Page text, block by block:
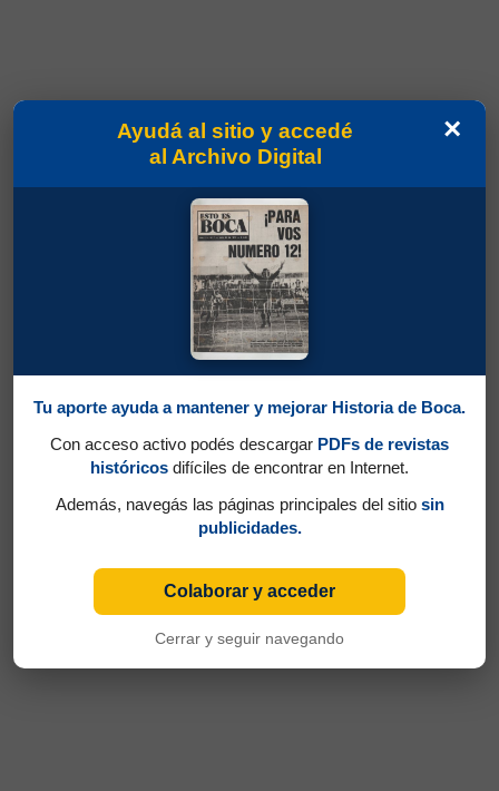
×
Ayudá al sitio y accedé
al Archivo Digital
Tu aporte ayuda a mantener y mejorar Historia de Boca.
Con acceso activo podés descargar PDFs de revistas
históricos difíciles de encontrar en Internet.
Además, navegás las páginas principales del sitio sin
publicidades.
Colaborar y acceder
Cerrar y seguir navegando